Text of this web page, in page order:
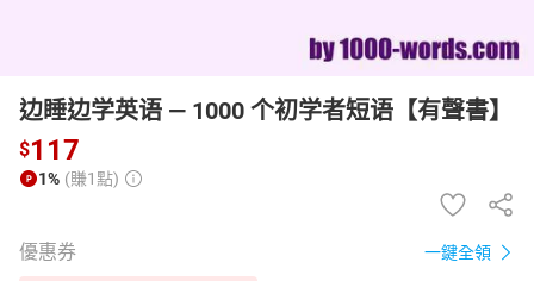
边睡边学英语 — 1000 个初学者短语【有聲書】
$117
1% (賺1點)
優惠券 一鍵全領